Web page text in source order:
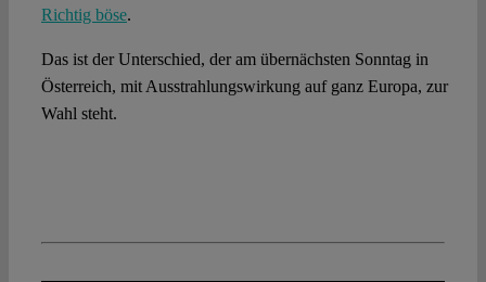
Richtig böse.
Das ist der Unterschied, der am übernächsten Sonntag in
Österreich, mit Ausstrahlungswirkung auf ganz Europa, zur
Wahl steht.